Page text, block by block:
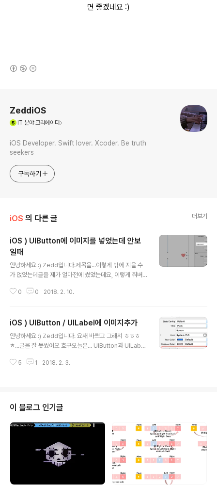
면 좋겠네요 :)
ZeddiOS
IT 분야 크리에이터
iOS Developer. Swift lover. Xcoder. Be truth
seekers
구독하기
iOS 의 다른 글 더보기
iOS ) UIButton에 이미지를 넣었는데 안보
일때
안녕하세요 :) Zedd입니다.제목을...이렇게 밖에 지을 수
가 없었는데글을 제가 얼마전에 썼었는데요, 이렇게 줘버
대응?을 못한다는 것이죠. 예를 하나 들어볼께요. 자..이렇
않은 이유는....스토리보드상에서는 아이폰8이기 때문)그
런데...아이폰 SE에서는...! 이렇게 나오게 되죠. 이유는 간
단하죠? 우리가 이렇게 물리적인? 값으로 줬기 때문입니
곳에 위치하게 되죠. 그럼?? 이 상수값을 디바이스 마다 다
0 0 2018. 2. 10.
iOS ) UIButton / UILabel에 이미지추가
안녕하세요 :) Zedd입니다. 요새 바쁘고 그래서 ㅎㅎㅎ
ㅎ...글을 잘 못썼어요 흐규오늘은... UIButton과 UILabel
Label에 이미지추가 ● UIButton 굳이.. UIButton을 먼
고 싶은데..."일단" 두가지 방법이 있습니다. 1. Attribute I
nspector의 View의 Semantic수정지금 이런상태일건
데, 저 Semantic을 누르고, Force Right-to-Left를 눌
러주면 이렇게 이미지가 오른쪽으로 가게댐 ㅎ 2. ..
5 1 2018. 2. 3.
이 블로그 인기글